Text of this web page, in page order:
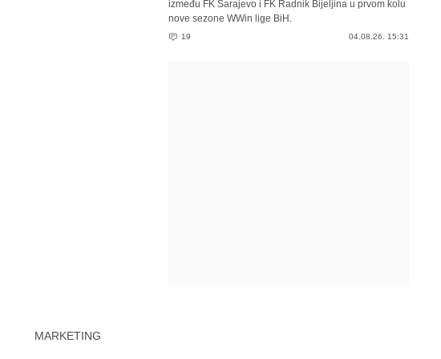
između FK Sarajevo i FK Radnik Bijeljina u prvom kolu
nove sezone WWin lige BiH.
19 04.08.26. 15:31
MARKETING